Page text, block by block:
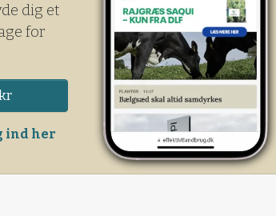
dig et
for
ind her